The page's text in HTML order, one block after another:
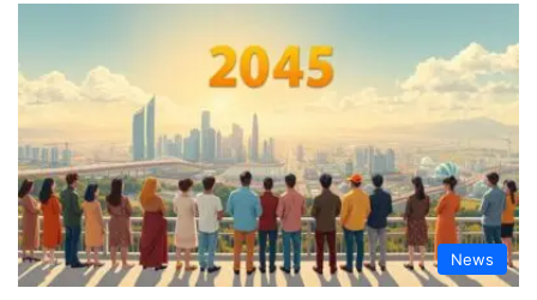
News